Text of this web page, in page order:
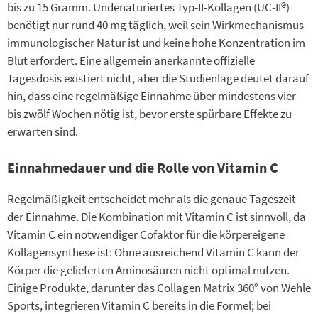
bis zu 15 Gramm. Undenaturiertes Typ-II-Kollagen (UC-II®)
benötigt nur rund 40 mg täglich, weil sein Wirkmechanismus
immunologischer Natur ist und keine hohe Konzentration im
Blut erfordert. Eine allgemein anerkannte offizielle
Tagesdosis existiert nicht, aber die Studienlage deutet darauf
hin, dass eine regelmäßige Einnahme über mindestens vier
bis zwölf Wochen nötig ist, bevor erste spürbare Effekte zu
erwarten sind.
Einnahmedauer und die Rolle von Vitamin C
Regelmäßigkeit entscheidet mehr als die genaue Tageszeit
der Einnahme. Die Kombination mit Vitamin C ist sinnvoll, da
Vitamin C ein notwendiger Cofaktor für die körpereigene
Kollagensynthese ist: Ohne ausreichend Vitamin C kann der
Körper die gelieferten Aminosäuren nicht optimal nutzen.
Einige Produkte, darunter das Collagen Matrix 360° von Wehle
Sports, integrieren Vitamin C bereits in die Formel; bei